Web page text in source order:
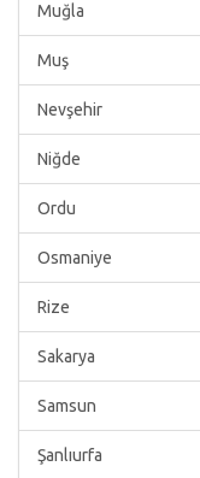
Muğla
Muş
Nevşehir
Niğde
Ordu
Osmaniye
Rize
Sakarya
Samsun
Şanlıurfa